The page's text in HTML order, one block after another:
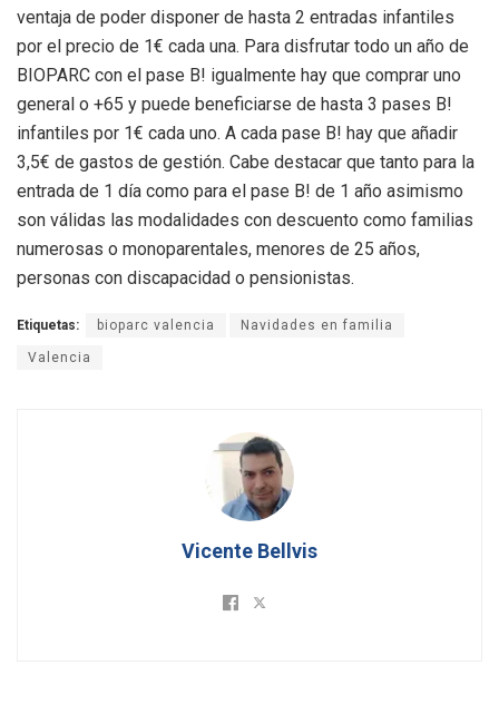
ventaja de poder disponer de hasta 2 entradas infantiles
por el precio de 1€ cada una. Para disfrutar todo un año de
BIOPARC con el pase B! igualmente hay que comprar uno
general o +65 y puede beneficiarse de hasta 3 pases B!
infantiles por 1€ cada uno. A cada pase B! hay que añadir
3,5€ de gastos de gestión. Cabe destacar que tanto para la
entrada de 1 día como para el pase B! de 1 año asimismo
son válidas las modalidades con descuento como familias
numerosas o monoparentales, menores de 25 años,
personas con discapacidad o pensionistas.
Etiquetas: bioparc valencia Navidades en familia
Valencia
Vicente Bellvis